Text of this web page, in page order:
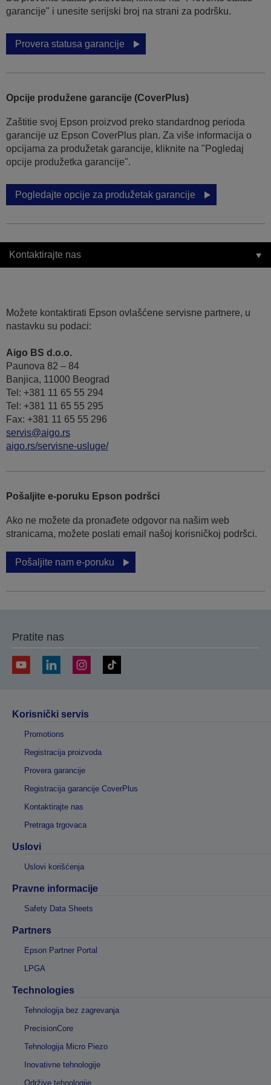
garancije" i unesite serijski broj na strani za podršku.
Provera statusa garancije
Opcije produžene garancije (CoverPlus)
Zaštitie svoj Epson proizvod preko standardnog perioda
garancije uz Epson CoverPlus plan. Za više informacija o
opcijama za produžetak garancije, kliknite na "Pogledaj
opcije produžetka garancije".
Pogledajte opcije za produžetak garancije
Kontaktirajte nas
Možete kontaktirati Epson ovlašćene servisne partnere, u
nastavku su podaci:
Aigo BS d.o.o.
Paunova 82 – 84
Banjica, 11000 Beograd
Tel: +381 11 65 55 294
Tel: +381 11 65 55 295
Fax: +381 11 65 55 296
servis@aigo.rs
aigo.rs/servisne-usluge/
Pošaljite e-poruku Epson podršci
Ako ne možete da pronađete odgovor na našim web
stranicama, možete poslati email našoj korisničkoj podršci.
Pošaljite nam e-poruku
Pratite nas
Korisnički servis
Promotions
Registracija proizvoda
Provera garancije
Registracija garancije CoverPlus
Kontaktirajte nas
Pretraga trgovaca
Uslovi
Uslovi korišćenja
Pravne informacije
Safety Data Sheets
Partners
Epson Partner Portal
LPGA
Technologies
Tehnologija bez zagrevanja
PrecisionCore
Tehnologija Micro Piezo
Inovativne tehnologije
Održive tehnologije